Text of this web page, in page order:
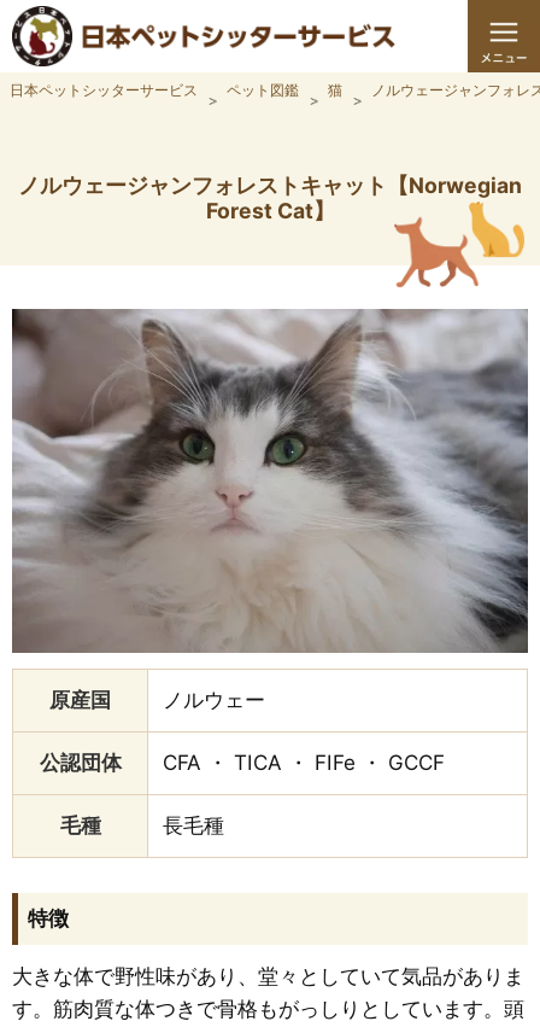
日本ペットシッターサービス ペット図鑑 猫 ノルウェージャンフォレ
ノルウェージャンフォレストキャット【Norwegian
Forest Cat】
原産国 ノルウェー
公認団体 CFA ・ TICA ・ FIFe ・ GCCF
毛種 長毛種
特徴
大きな体で野性味があり、堂々としていて気品がありま
す。筋肉質な体つきで骨格もがっしりとしています。頭